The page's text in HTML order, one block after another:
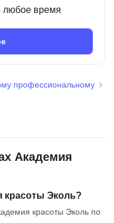
любое время
профессиональному
Академия
красоты Эколь?
красоты Эколь по